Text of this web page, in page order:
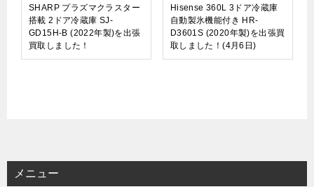
SHARP プラズマクラスター
搭載 2ドア冷蔵庫 SJ-
GD15H-B (2022年製)を出張
買取しました！
Hisense 360L 3ドア冷蔵庫
自動製氷機能付き HR-
D3601S (2020年製)を出張買
取しました！(4月6日)
メニュー